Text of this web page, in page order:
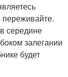
середине
залегании
будет